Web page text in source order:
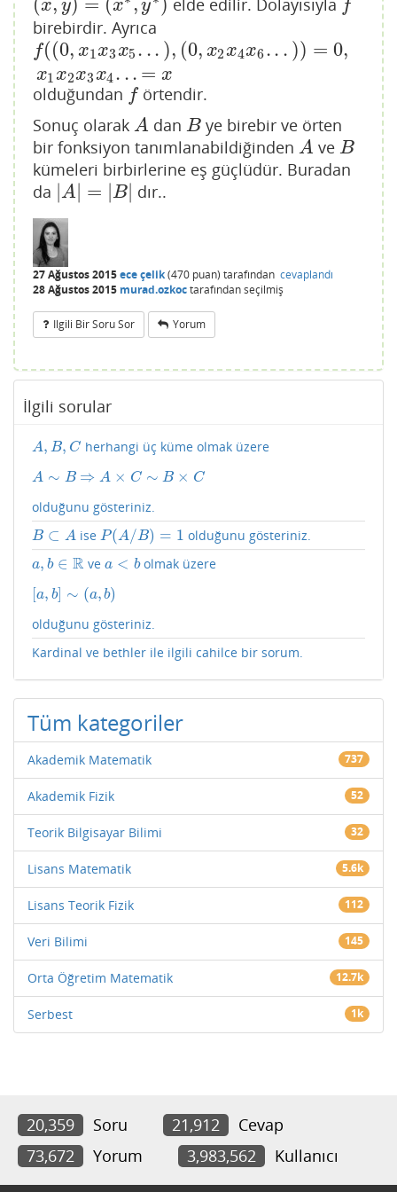
(x, y) = (x , y )
(x,y =(x ∗, y∗) elde edilir. Dolayısıyla f
f
birebirdir. Ayrıca
f((0, x1x3x5 . .. ), (0, x2x4x6.. . )) = 0,
x1x2x3x4. .. = x
f((0,x1 x3x5...),(0 ,x2 x4 x6. ..))=0,x1x2x 3 x4 ..= x
olduğundan f
f örtendir.
Sonuç olarak A
A dan B
B ye birebir ve örten
bir fonksiyon tanımlanabildiğinden A
A ve B
B
kümeleri birbirlerine eş güçlüdür. Buradan
da A = |B
|A| =| | dır..
27 Ağustos 2015ece çelik(470 puan) tarafından cevaplandı
28 Ağustos 2015 murad.ozkoctarafındanseçilmiş
Ilgili Bir Soru Sor Yorum
İlgili sorular
A, B, C
A,B ,C herhangi üç küme olmak üzere
A ∼ B ⇒ A × C ∼ B × C
A ∼B ⇒A×C∼ B×C
olduğunu gösteriniz.
B ⊂ A
B⊂A iseP(A/B) = 1
P(A/B)=1 olduğunu gösteriniz.
a, b ∈ R
a,b∈R ve a < b
a<b olmak üzere
[a, b] ∼ (a, b)
[a,b ]∼ a,b)
olduğunu gösteriniz.
Kardinal ve bethler ile ilgili cahilce bir sorum.
Tüm kategoriler
Akademik Matematik 737
Akademik Fizik 52
Teorik Bilgisayar Bilimi 32
Lisans Matematik 5.6k
Lisans Teorik Fizik 112
Veri Bilimi 145
Orta Öğretim Matematik 12.7k
Serbest 1k
20,359 Soru 21,912
Cevap
73,672
Yorum 3,983,562 Kullanıcı